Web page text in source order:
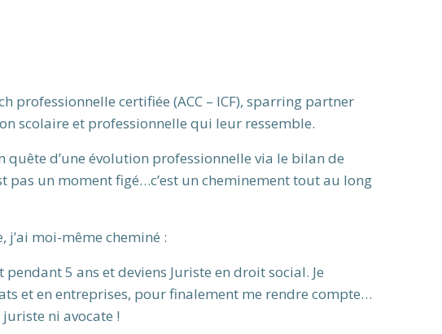
professionnelle certifiée (ACC – ICF), sparring partner
scolaire et professionnelle qui leur ressemble.
quête d’une évolution professionnelle via le bilan de
pas un moment figé…c’est un cheminement tout au long
j’ai moi-même cheminé :
5 ans et deviens Juriste en droit social. Je
et en entreprises, pour finalement me rendre compte…
juriste ni avocate !